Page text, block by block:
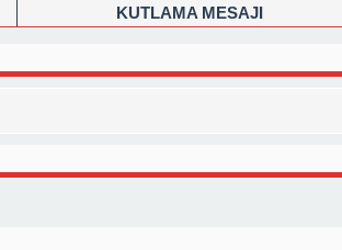
KUTLAMA MESAJI